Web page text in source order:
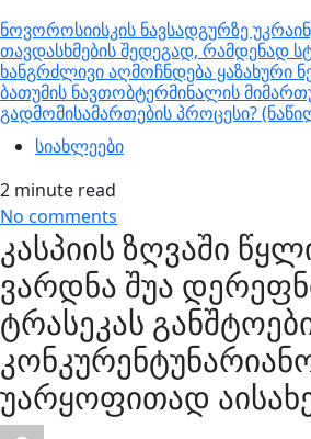
ნოვოროსიისკის ნავსადგურზე
თავდასხმების შედეგად, რამდენად
ხანგრძლივი აღმოჩნდება ყაზახური
ბათუმის ნავთობტერმინალის
გადმომისამართების პროცესი?
სიახლეები
2 minute read
No comments
კასპიის ზღვაში
ვარდნა შუა
ტრასეკას
უარყოფითად